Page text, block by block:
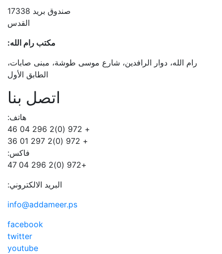
صندوق بريد 17338
القدس
مكتب رام الله:
رام الله، دوار الرافدين، شارع موسى طوشة، مبنى صابات،
الطابق الأول
اتصل بنا
هاتف:
+ 972 (0)2 296 04 46
+ 972 (0)2 297 01 36
فاكس:
+972 (0)2 296 04 47
البريد الالكتروني:
info@addameer.ps
facebook
twitter
youtube